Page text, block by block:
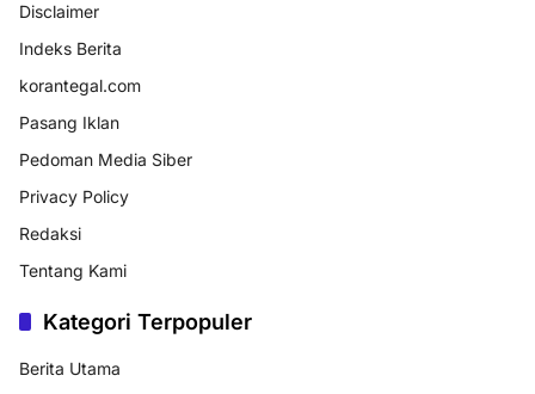
Disclaimer
Indeks Berita
korantegal.com
Pasang Iklan
Pedoman Media Siber
Privacy Policy
Redaksi
Tentang Kami
Kategori Terpopuler
Berita Utama